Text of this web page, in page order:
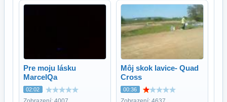
Pre moju lásku
MarcelQa
02:02
Môj skok lavice- Quad
Cross
00:36